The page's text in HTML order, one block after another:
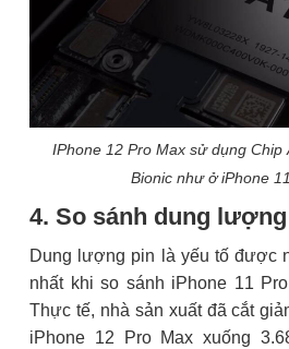
IPhone 12 Pro Max sử dụng Chip
Bionic như ở iPhone
4. So sánh dung
Dung lượng pin là yếu tố được
nhất khi so sánh iPhone 11
Thực tế, nhà sản xuất đã cắt
iPhone 12 Pro Max xuống